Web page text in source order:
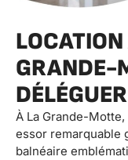
GRANDE-
À La Grande-
essor remarquable
balnéaire